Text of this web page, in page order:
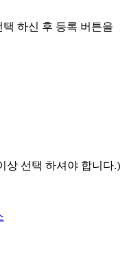
택 하신 후 등록 버튼을
상 선택 하셔야 합니다.)